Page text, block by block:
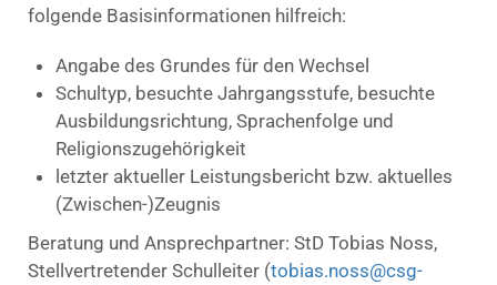
folgende Basisinformationen hilfreich:
Angabe des Grundes für den Wechsel
Schultyp, besuchte Jahrgangsstufe, besuchte
Ausbildungsrichtung, Sprachenfolge und
Religionszugehörigkeit
letzter aktueller Leistungsbericht bzw. aktuelles
(Zwischen-)Zeugnis
Beratung und Ansprechpartner: StD Tobias Noss,
Stellvertretender Schulleiter (tobias.noss@csg-